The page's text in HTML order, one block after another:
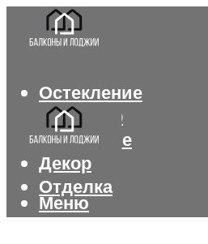
Остекление
Интерьер
Утепление
Декор
Отделка
Меню